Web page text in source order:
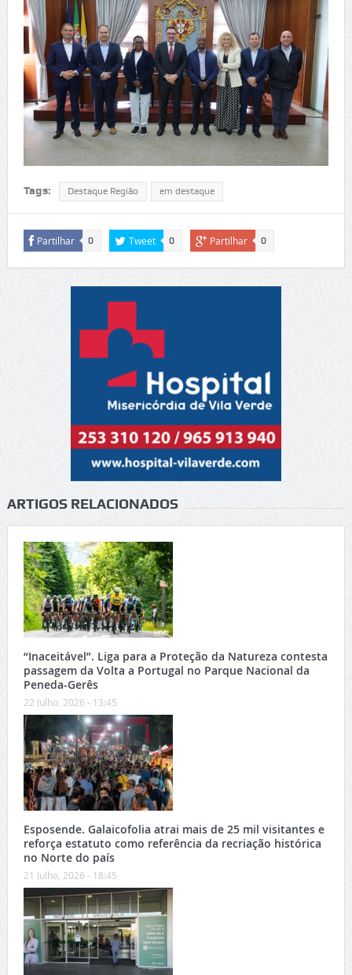
Tags: Destaque Região em destaque
Partilhar 0 Tweet 0 Partilhar 0
ARTIGOS RELACIONADOS
“Inaceitável”. Liga para a Proteção da Natureza contesta
passagem da Volta a Portugal no Parque Nacional da
Peneda-Gerês
22 Julho, 2026 - 13:45
Esposende. Galaicofolia atrai mais de 25 mil visitantes e
reforça estatuto como referência da recriação histórica
no Norte do país
21 Julho, 2026 - 18:45